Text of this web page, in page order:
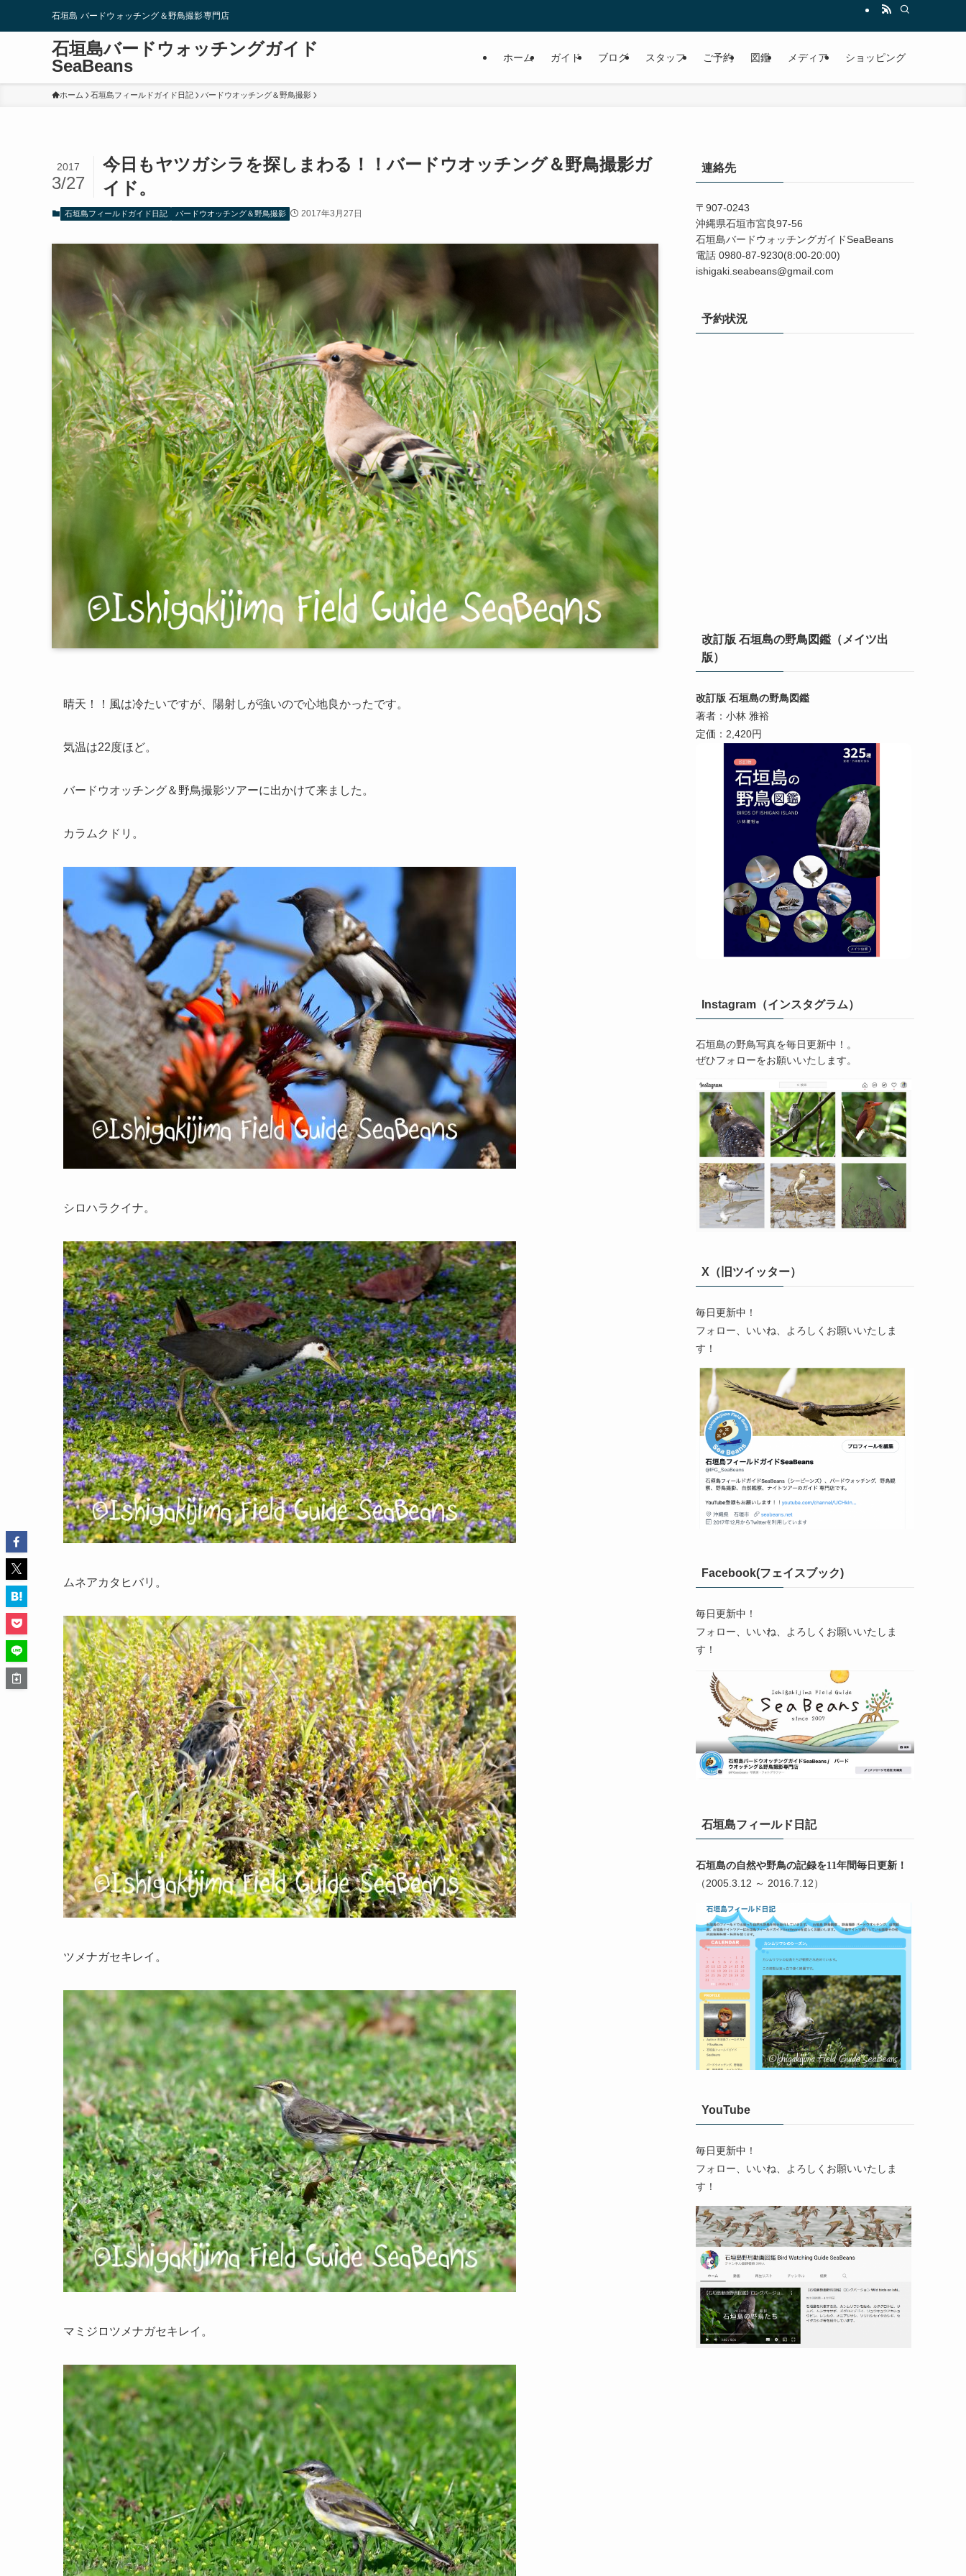
石垣島 バードウォッチング＆野鳥撮影専門店
石垣島バードウォッチングガイド
SeaBeans
ホーム ガイド ブログ スタッフ ご予約 図鑑 メディア ショッピング
ホーム 石垣島フィールドガイド日記 バードウオッチング＆野鳥撮影
今日もヤツガシラを探しまわる！！バードウオッチング＆野鳥撮影ガ
イド。
2017
3/27
石垣島フィールドガイド日記 バードウオッチング＆野鳥撮影 2017年3月27日
晴天！！風は冷たいですが、陽射しが強いので心地良かったです。
気温は22度ほど。
バードウオッチング＆野鳥撮影ツアーに出かけて来ました。
カラムクドリ。
シロハラクイナ。
ムネアカタヒバリ。
ツメナガセキレイ。
マミジロツメナガセキレイ。
連絡先
〒907-0243
沖縄県石垣市宮良97-56
石垣島バードウォッチングガイドSeaBeans
電話 0980-87-9230(8:00-20:00)
ishigaki.seabeans@gmail.com
予約状況
改訂版 石垣島の野鳥図鑑（メイツ出
版）
改訂版 石垣島の野鳥図鑑
著者：小林 雅裕
定価：2,420円
Instagram（インスタグラム）
石垣島の野鳥写真を毎日更新中！。
ぜひフォローをお願いいたします。
X（旧ツイッター）
毎日更新中！
フォロー、いいね、よろしくお願いいたしま
す！
Facebook(フェイスブック)
毎日更新中！
フォロー、いいね、よろしくお願いいたしま
す！
石垣島フィールド日記
石垣島の自然や野鳥の記録を11年間毎日更新！
（2005.3.12 ～ 2016.7.12）
YouTube
毎日更新中！
フォロー、いいね、よろしくお願いいたしま
す！